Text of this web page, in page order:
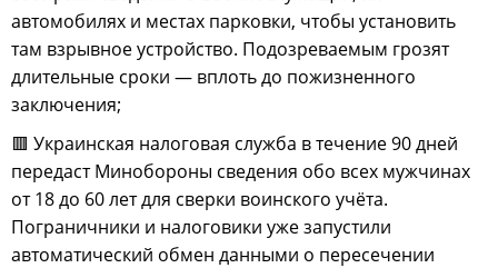
автомобилях и местах парковки, чтобы установить
там взрывное устройство. Подозреваемым грозят
длительные сроки — вплоть до пожизненного
заключения;
🟥 Украинская налоговая служба в течение 90 дней
передаст Минобороны сведения обо всех мужчинах
от 18 до 60 лет для сверки воинского учёта.
Пограничники и налоговики уже запустили
автоматический обмен данными о пересечении